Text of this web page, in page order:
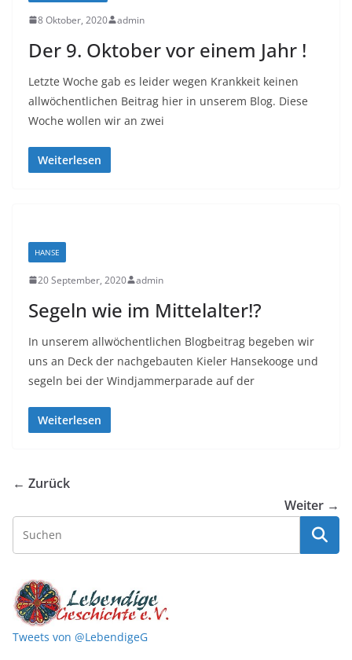
8 Oktober, 2020 admin
Der 9. Oktober vor einem Jahr !
Letzte Woche gab es leider wegen Krankkeit keinen
allwöchentlichen Beitrag hier in unserem Blog. Diese
Woche wollen wir an zwei
Weiterlesen
HANSE
20 September, 2020 admin
Segeln wie im Mittelalter!?
In unserem allwöchentlichen Blogbeitrag begeben wir
uns an Deck der nachgebauten Kieler Hansekooge und
segeln bei der Windjammerparade auf der
Weiterlesen
← Zurück
Weiter →
Tweets von @LebendigeG